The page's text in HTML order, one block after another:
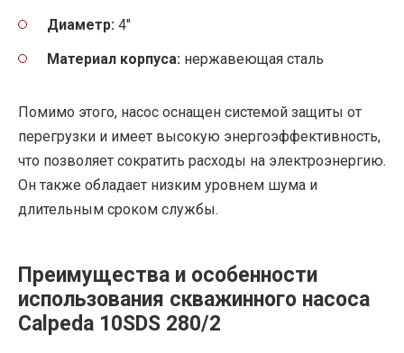
Диаметр: 4″
Материал корпуса: нержавеющая сталь
Помимо этого, насос оснащен системой защиты от
перегрузки и имеет высокую энергоэффективность,
что позволяет сократить расходы на электроэнергию.
Он также обладает низким уровнем шума и
длительным сроком службы.
Преимущества и особенности
использования скважинного насоса
Calpeda 10SDS 280/2